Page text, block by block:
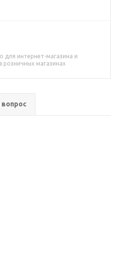
для интернет-магазина и
розничных магазинах